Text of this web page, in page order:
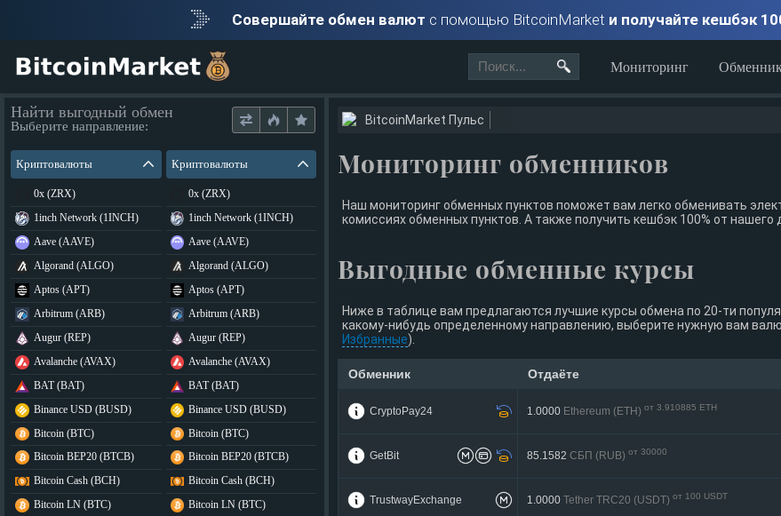
Совершайте обмен валют с помощью BitcoinMarket и получайте кешбэк
Мониторинг
Найти выгодный обмен
Выберите направление:
Криптовалюты
0x (ZRX)
1inch Network (1INCH)
Aave (AAVE)
Algorand (ALGO)
Aptos (APT)
Arbitrum (ARB)
Augur (REP)
Avalanche (AVAX)
BAT (BAT)
Binance USD (BUSD)
Bitcoin (BTC)
Bitcoin BEP20 (BTCB)
Bitcoin Cash (BCH)
Bitcoin LN (BTC)
Криптовалюты
0x (ZRX)
1inch Network (1INCH)
Aave (AAVE)
Algorand (ALGO)
Aptos (APT)
Arbitrum (ARB)
Augur (REP)
Avalanche (AVAX)
BAT (BAT)
Binance USD (BUSD)
Bitcoin (BTC)
Bitcoin BEP20 (BTCB)
Bitcoin Cash (BCH)
Bitcoin LN (BTC)
BitcoinMarket Пульс
Мониторинг обменников
Наш мониторинг обменных пунктов поможет вам легко обменивать
комиссиях обменных пунктов. А также получить кешбэк 100% от нашего
Выгодные обменные курсы
Ниже в таблице вам предлагаются лучшие курсы обмена по 20-ти
какому-нибудь определенному направлению, выберите нужную вам
Избранные).
Обменник Отдаёте
CryptoPay24 1.0000 Ethereum (ETH) от 3.910885 ETH
GetBit 85.1582 СБП (RUB) от 30000
TrustwayExchange 1.0000 Tether TRC20 (USDT) от 100 USDT